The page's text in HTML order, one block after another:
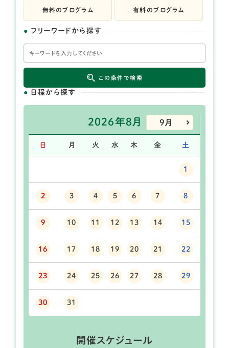
無料のプログラム 有料のプログラム
フリーワードから探す
この条件で検索
日程から探す
2026年8月 9月
日 月 火 水 木 金 土
1
2 3 4 5 6 7 8
9 10 11 12 13 14 15
16 17 18 19 20 21 22
23 24 25 26 27 28 29
30 31
開催スケジュール